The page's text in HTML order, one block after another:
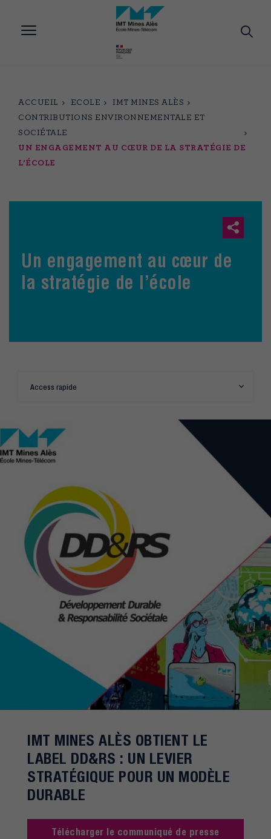
contenu
ACCUEIL ECOLE
IMT MINES ALÈS
CONTRIBUTIONS ENVIRONNEMENTALE ET
SOCIÉTALE
UN ENGAGEMENT AU CŒUR DE LA STRATÉGIE DE
L’ÉCOLE
Un engagement au cœur de
la stratégie de l’école
Access rapide
IMT MINES ALÈS OBTIENT LE
LABEL DD&RS : UN LEVIER
STRATÉGIQUE POUR UN MODÈLE
DURABLE
Télécharger le communiqué de presse